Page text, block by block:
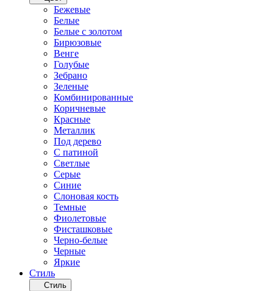
Бежевые
Белые
Белые с золотом
Бирюзовые
Венге
Голубые
Зебрано
Зеленые
Комбинированные
Коричневые
Красные
Металлик
Под дерево
С патиной
Светлые
Серые
Синие
Слоновая кость
Темные
Фиолетовые
Фисташковые
Черно-белые
Черные
Яркие
Стиль
Стиль